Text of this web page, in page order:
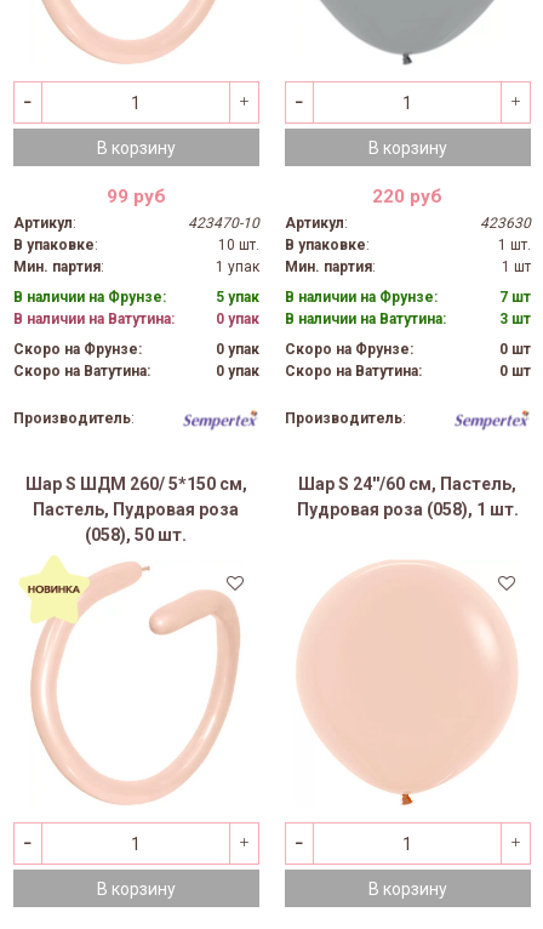
В корзину
99 руб
Артикул:
423470-10
В упаковке:
10 шт.
Мин. партия:
1 упак
В наличии на Фрунзе:
5 упак
В наличии на Ватутина:
0 упак
Скоро на Фрунзе:
0 упак
Скоро на Ватутина:
0 упак
Производитель:
В корзину
220 руб
Артикул:
423630
В упаковке:
1 шт.
Мин. партия:
1 шт
В наличии на Фрунзе:
7 шт
В наличии на Ватутина:
3 шт
Скоро на Фрунзе:
0 шт
Скоро на Ватутина:
0 шт
Производитель:
Шар S ШДМ 260/ 5*150 см,
Пастель, Пудровая роза
(058), 50 шт.
В корзину
Шар S 24''/60 см, Пастель,
Пудровая роза (058), 1 шт.
В корзину